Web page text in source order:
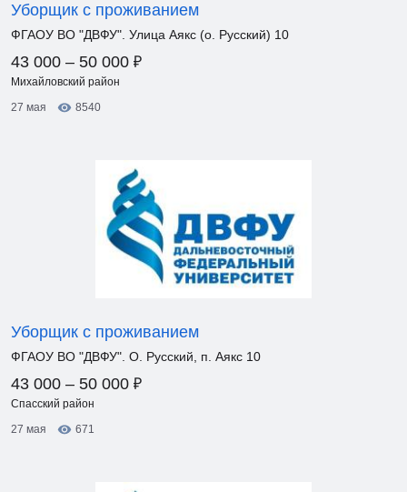
Уборщик с проживанием
ФГАОУ ВО "ДВФУ". Улица Аякс (о. Русский) 10
43 000 – 50 000 ₽
Михайловский район
27 мая
8540
Уборщик с проживанием
ФГАОУ ВО "ДВФУ". О. Русский, п. Аякс 10
43 000 – 50 000 ₽
Спасский район
27 мая
671